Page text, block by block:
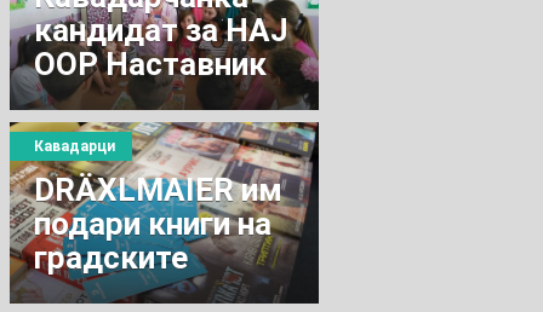
кандидат за НАЈ
ООР Наставник
DRӒXLMAIER им
подари книги на
градските
библиотеки во
Кавадарци